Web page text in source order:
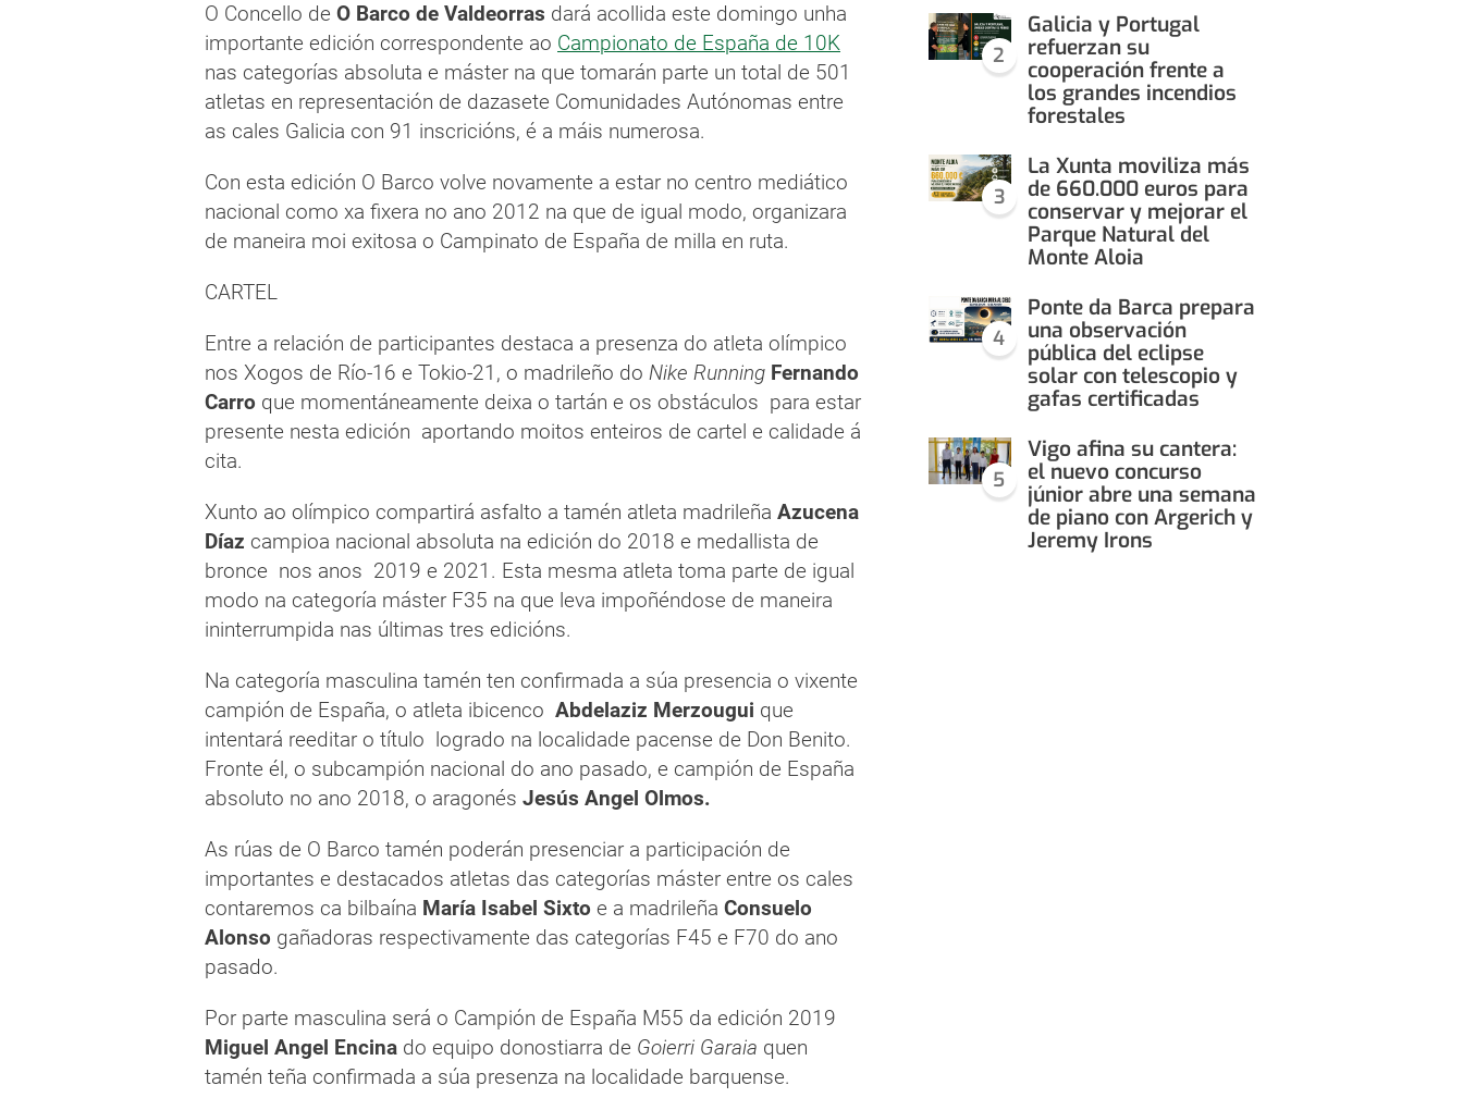
O Concello de O Barco de Valdeorras dará acollida este domingo unha
importante edición correspondente ao Campionato de España de 10K
nas categorías absoluta e máster na que tomarán parte un total de 501
atletas en representación de dazasete Comunidades Autónomas entre
as cales Galicia con 91 inscricións, é a máis numerosa.
Con esta edición O Barco volve novamente a estar no centro mediático
nacional como xa fixera no ano 2012 na que de igual modo, organizara
de maneira moi exitosa o Campinato de España de milla en ruta.
CARTEL
Entre a relación de participantes destaca a presenza do atleta olímpico
nos Xogos de Río-16 e Tokio-21, o madrileño do Nike Running Fernando
Carro que momentáneamente deixa o tartán e os obstáculos para estar
presente nesta edición aportando moitos enteiros de cartel e calidade á
cita.
Xunto ao olímpico compartirá asfalto a tamén atleta madrileña Azucena
Díaz campioa nacional absoluta na edición do 2018 e medallista de
bronce nos anos 2019 e 2021. Esta mesma atleta toma parte de igual
modo na categoría máster F35 na que leva impoñéndose de maneira
ininterrumpida nas últimas tres edicións.
Na categoría masculina tamén ten confirmada a súa presencia o vixente
campión de España, o atleta ibicenco Abdelaziz Merzougui que
intentará reeditar o título logrado na localidade pacense de Don Benito.
Fronte él, o subcampión nacional do ano pasado, e campión de España
absoluto no ano 2018, o aragonés Jesús Angel Olmos.
As rúas de O Barco tamén poderán presenciar a participación de
importantes e destacados atletas das categorías máster entre os cales
contaremos ca bilbaína María Isabel Sixto e a madrileña Consuelo
Alonso gañadoras respectivamente das categorías F45 e F70 do ano
pasado.
Por parte masculina será o Campión de España M55 da edición 2019
Miguel Angel Encina do equipo donostiarra de Goierri Garaia quen
tamén teña confirmada a súa presenza na localidade barquense.
2
Galicia y Portugal
refuerzan su
cooperación frente a
los grandes incendios
forestales
3
La Xunta moviliza más
de 660.000 euros para
conservar y mejorar el
Parque Natural del
Monte Aloia
4
Ponte da Barca prepara
una observación
pública del eclipse
solar con telescopio y
gafas certificadas
5
Vigo afina su cantera:
el nuevo concurso
júnior abre una semana
de piano con Argerich y
Jeremy Irons